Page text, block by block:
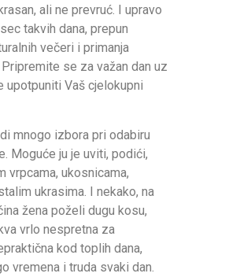
ali ne prevruć. I upravo
takvih dana, prepun
večeri i primanja
se za važan dan uz
upotpuniti Vaš cjelokupni
mnogo izbora pri odabiru
Moguće ju je uviti, podići,
vrpcama, ukosnicama,
ukrasima. I nekako, na
žena poželi dugu kosu,
vrlo nespretna za
kod toplih dana,
vremena i truda svaki dan.